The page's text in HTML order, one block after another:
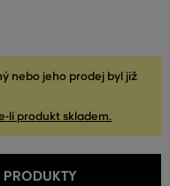
nebo jeho prodej byl již
li produkt skladem.